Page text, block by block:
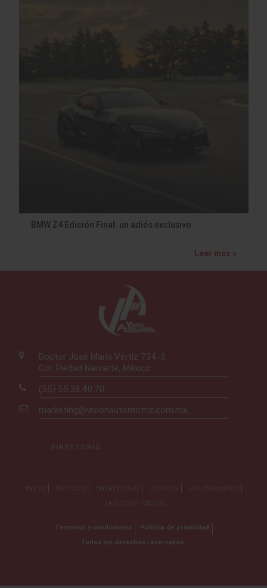
BMW Z4 Edición Final: un adiós exclusivo
Leer más »
Doctor José María Vértiz 734-3
Col. Piedad Narvarte, México
(55) 55.38.40.70
marketing@visionautomotriz.com.mx
DIRECTORIO
INICIO NOTICIAS ENTREVISTAS EVENTOS
LANZAMIENTOS
TRACTOS
VIDEOS
Términos y condiciones
Política de privacidad
Todos los derechos reservados